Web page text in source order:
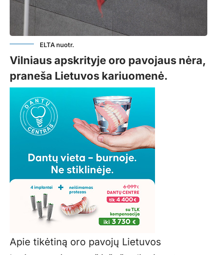
ELTA nuotr.
Vilniaus apskrityje oro pavojaus nėra,
praneša Lietuvos kariuomenė.
Apie tikėtiną oro pavojų Lietuvos